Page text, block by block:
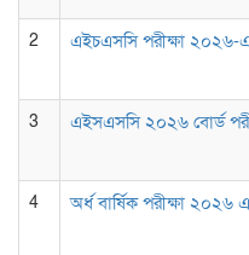
2 এইচএসসি পরীক্ষা ২০২৬-
3 এইসএসসি ২০২৬ বোর্ড
4 অর্ধ বার্ষিক পরীক্ষা ২০২৬